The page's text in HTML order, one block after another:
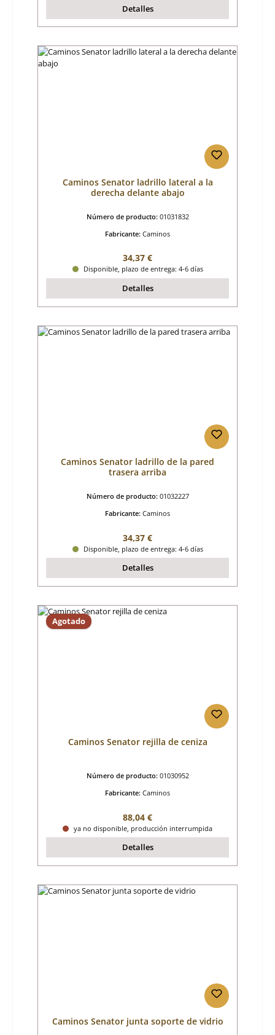
Detalles
Caminos Senator ladrillo lateral a la
derecha delante abajo
Número de producto: 01031832
Fabricante: Caminos
Precio normal:
34,37 €
Disponible, plazo de entrega: 4-6 días
Detalles
Caminos Senator ladrillo de la pared
trasera arriba
Número de producto: 01032227
Fabricante: Caminos
Precio normal:
34,37 €
Disponible, plazo de entrega: 4-6 días
Detalles
Agotado
Caminos Senator rejilla de ceniza
Número de producto: 01030952
Fabricante: Caminos
Precio normal:
88,04 €
ya no disponible, producción interrumpida
Detalles
Caminos Senator junta soporte de vidrio